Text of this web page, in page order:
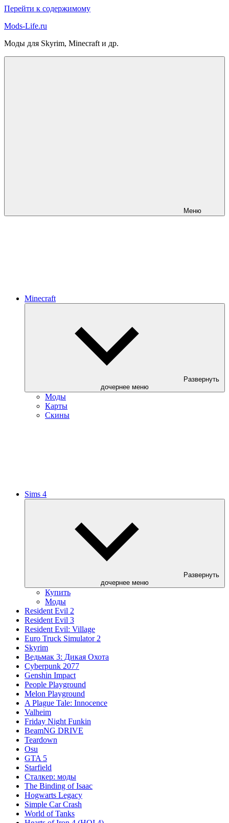
Перейти к содержимому
Mods-Life.ru
Моды для Skyrim, Minecraft и др.
Меню
Minecraft
Развернуть
дочернее меню
Моды
Карты
Скины
Sims 4
Развернуть
дочернее меню
Купить
Моды
Resident Evil 2
Resident Evil 3
Resident Evil: Village
Euro Truck Simulator 2
Skyrim
Ведьмак 3: Дикая Охота
Cyberpunk 2077
Genshin Impact
People Playground
Melon Playground
A Plague Tale: Innocence
Valheim
Friday Night Funkin
BeamNG DRIVE
Teardown
Osu
GTA 5
Starfield
Сталкер: моды
The Binding of Isaac
Hogwarts Legacy
Simple Car Crash
World of Tanks